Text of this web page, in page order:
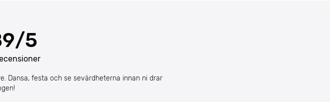
/5
Dansa, festa och se sevärdheterna innan ni drar